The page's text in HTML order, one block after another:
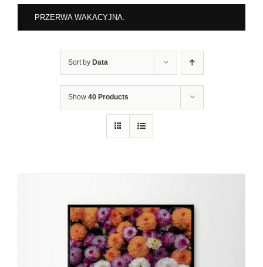
PRZERWA WAKACYJNA.
Sort by Data
Show 40 Products